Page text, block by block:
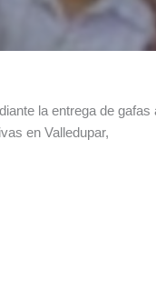
la entrega de gafas
en Valledupar,